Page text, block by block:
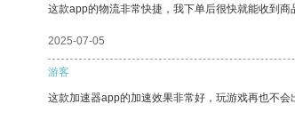
这款app的物流非常快捷，我下单后很快就能收到商
2025-07-05
游客
这款加速器app的加速效果非常好，玩游戏再也不